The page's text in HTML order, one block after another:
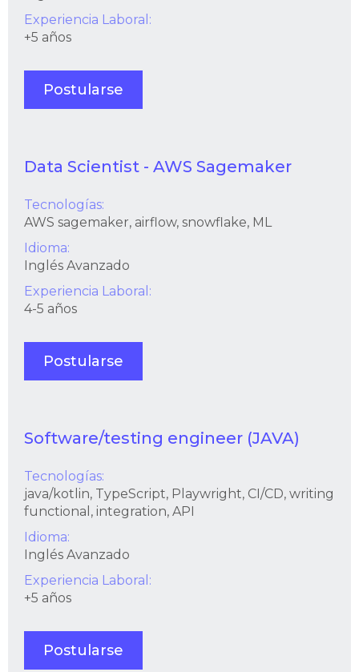
Experiencia Laboral:
+5 años
Postularse
Data Scientist - AWS Sagemaker
Tecnologías:
AWS sagemaker, airflow, snowflake, ML
Idioma:
Inglés Avanzado
Experiencia Laboral:
4-5 años
Postularse
Software/testing engineer (JAVA)
Tecnologías:
java/kotlin, TypeScript, Playwright, CI/CD, writing
functional, integration, API
Idioma:
Inglés Avanzado
Experiencia Laboral:
+5 años
Postularse